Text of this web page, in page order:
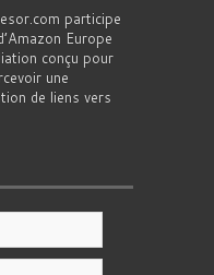
participe
Europe
conçu pour
une
de liens vers